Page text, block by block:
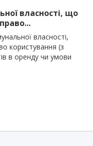
власності, що
власності,
користування (з
в оренду чи умови